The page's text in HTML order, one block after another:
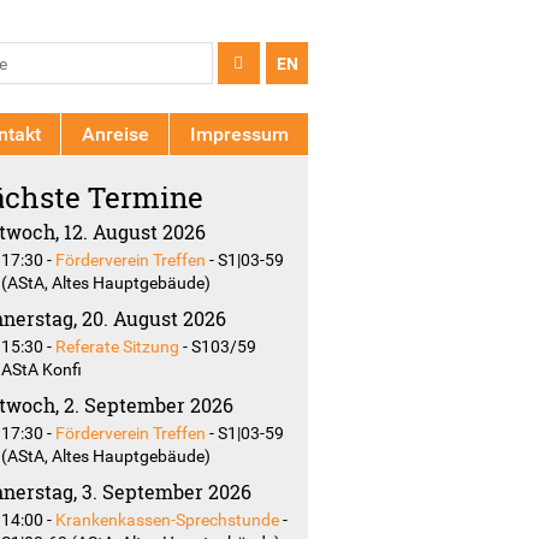
EN
Anreise Impressum
Termine
12. August 2026
17:30 - Förderverein Treffen -S1|03-59
(AStA, Altes Hauptgebäude)
20. August 2026
15:30 - Referate Sitzung -S103/59
AStA Konfi
2. September 2026
17:30 - Förderverein Treffen -S1|03-59
(AStA, Altes Hauptgebäude)
3. September 2026
14:00 - Krankenkassen-Sprechstunde -